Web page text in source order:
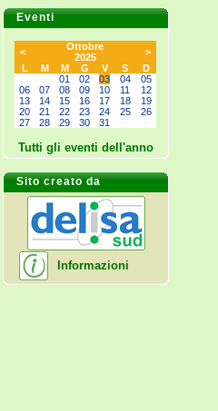
Eventi
<
Ottobre
2025
>
L
M M G V S
D
01 02 03 04
05
06
07 08 09 10 11
12
13
14 15 16 17 18
19
20
21 22 23 24 25
26
27
28 29 30 31
Tutti gli eventi dell'anno
Sito creato da
Informazioni